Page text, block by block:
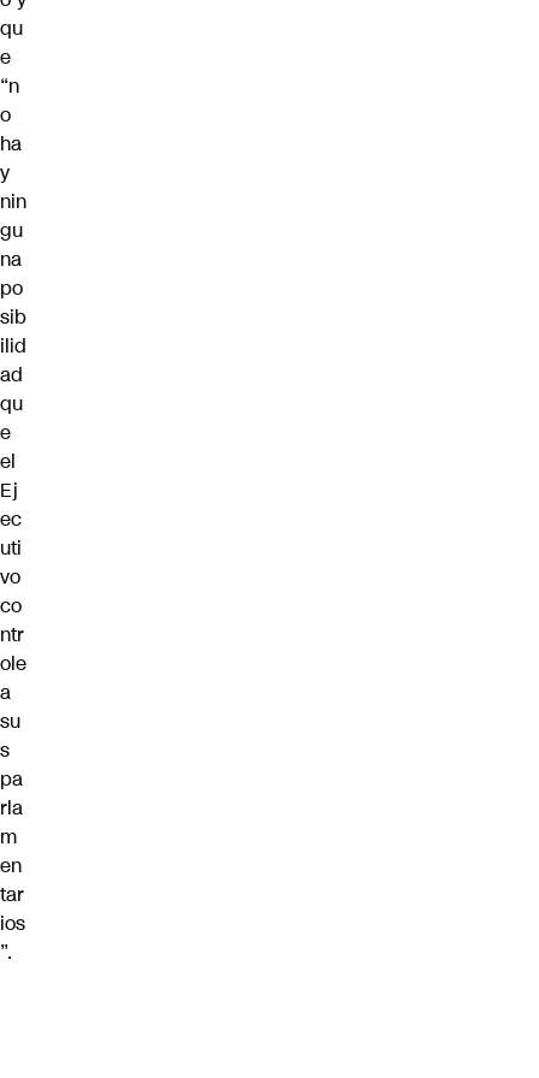
qu
e
“n
o
ha
y
nin
gu
na
po
sib
ilid
ad
qu
e
el
Ej
ec
uti
vo
co
ntr
ole
a
su
s
pa
rla
m
en
tar
ios
”.